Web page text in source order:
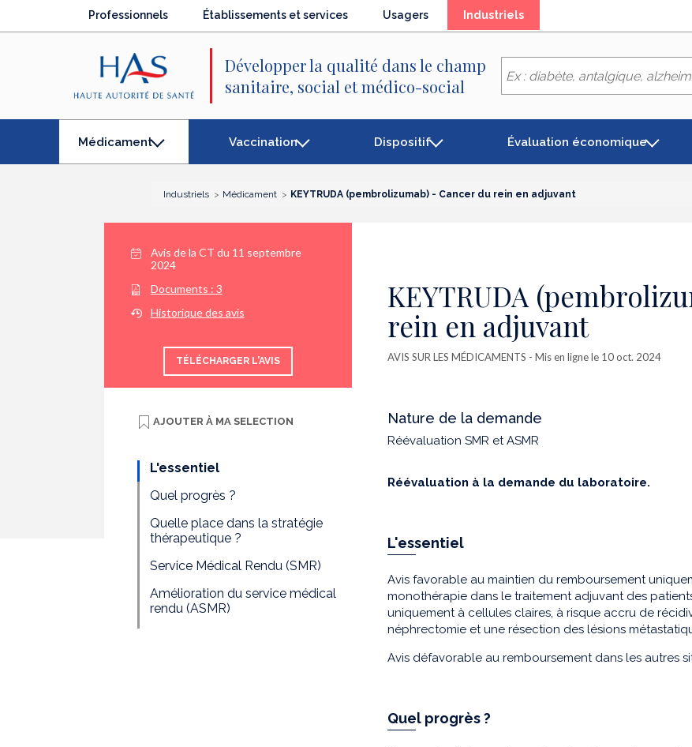
Professionnels Établissements et services Usagers Industriels(élément
Développer la qualité dans le champ
sanitaire, social et médico-social
Médicament
(élément
séléctionné)
Vaccination Dispositif Évaluation économique
Industriels Médicament KEYTRUDA (pembrolizumab) - Cancer du rein en adjuvant
Avis de la CT du 11 septembre
2024
Documents : 3
Historique des avis
TÉLÉCHARGER L'AVIS
AJOUTER À MA SELECTION
L'essentiel
Quel progrès ?
Quelle place dans la stratégie
thérapeutique ?
Service Médical Rendu (SMR)
Amélioration du service médical
rendu (ASMR)
KEYTRUDA
rein en adjuvant
AVIS SUR LES MÉDICAMENTS - Mis en ligne le 10 oct. 2024
Nature de la demande
Réévaluation SMR et ASMR
Réévaluation à la demande du laboratoire.
L'essentiel
Avis favorable au maintien du remboursement
monothérapie dans le traitement adjuvant des
uniquement à cellules claires, à risque accru de
néphrectomie et une résection des lésions
Avis défavorable au remboursement dans les autres
Quel progrès ?